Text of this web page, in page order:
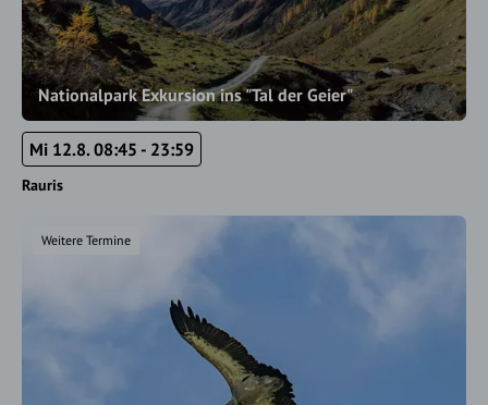
Nationalpark Exkursion ins "Tal der Geier"
Mi 12.8. 08:45 - 23:59
Rauris
Weitere Termine